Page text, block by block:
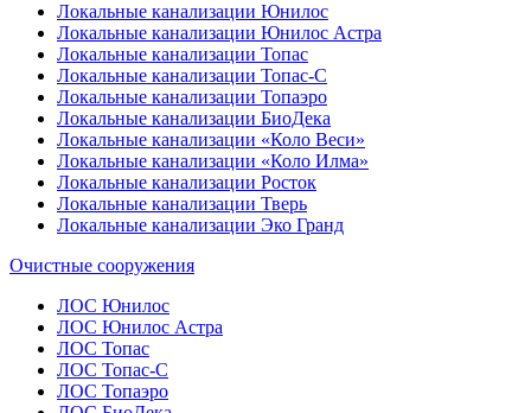
Локальные канализации Юнилос
Локальные канализации Юнилос Астра
Локальные канализации Топас
Локальные канализации Топас-С
Локальные канализации Топаэро
Локальные канализации БиоДека
Локальные канализации «Коло Веси»
Локальные канализации «Коло Илма»
Локальные канализации Росток
Локальные канализации Тверь
Локальные канализации Эко Гранд
Очистные сооружения
ЛОС Юнилос
ЛОС Юнилос Астра
ЛОС Топас
ЛОС Топас-С
ЛОС Топаэро